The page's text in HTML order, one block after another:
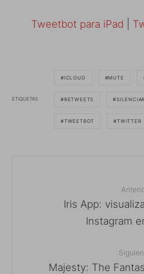
Tweetbot para iPad
ETIQUETAS
ICLOUD MUTE
RETWEETS SILENCIAR
TWEETBOT TWITTER
Iris App:
Instagram
Majesty: The